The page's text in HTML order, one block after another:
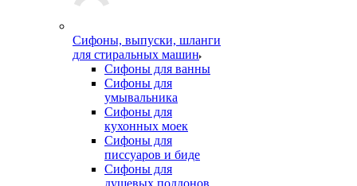
Сифоны, выпуски, шланги
для стиральных машин
Сифоны для ванны
Сифоны для
умывальника
Сифоны для
кухонных моек
Сифоны для
писсуаров и биде
Сифоны для